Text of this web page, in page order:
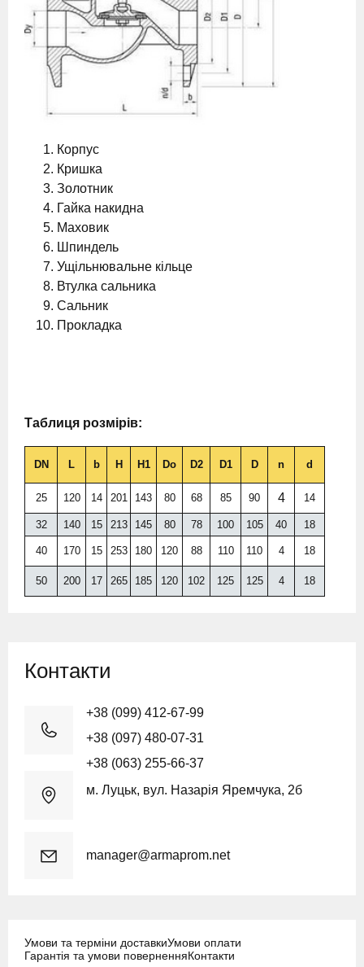
Корпус
Кришка
Золотник
Гайка накидна
Маховик
Шпиндель
Ущільнювальне кільце
Втулка сальника
Сальник
Прокладка
Таблиця розмірів:
DN L b H H1 Do D2 D1 D n d
25 120 14 201 143 80 68 85 90 4 14
32 140 15 213 145 80 78 100 105 40 18
40 170 15 253 180 120 88 110 110 4 18
50 200 17 265 185 120 102 125 125 4 18
Контакти
+38 (099) 412-67-99
+38 (097) 480-07-31
+38 (063) 255-66-37
м. Луцьк, вул. Назарія Яремчука, 2б
manager@armaprom.net
Умови та терміни доставкиУмови оплати
Гарантія та умови поверненняКонтакти